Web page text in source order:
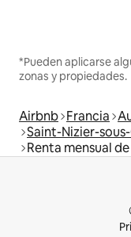
*Pueden aplicarse
zonas y propiedades.
Airbnb Francia
Saint-Nizier-
Renta mensual